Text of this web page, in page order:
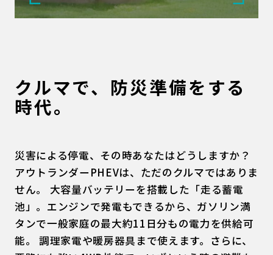
クルマで、防災準備をする
時代。
災害による停電、その時あなたはどうしますか？
アウトランダーPHEVは、ただのクルマではありま
せん。 大容量バッテリーを搭載した「走る蓄電
池」。エンジンで発電もできるから、ガソリン満
タンで一般家庭の最大約11日分もの電力を供給可
能。 調理家電や暖房器具まで使えます。さらに、